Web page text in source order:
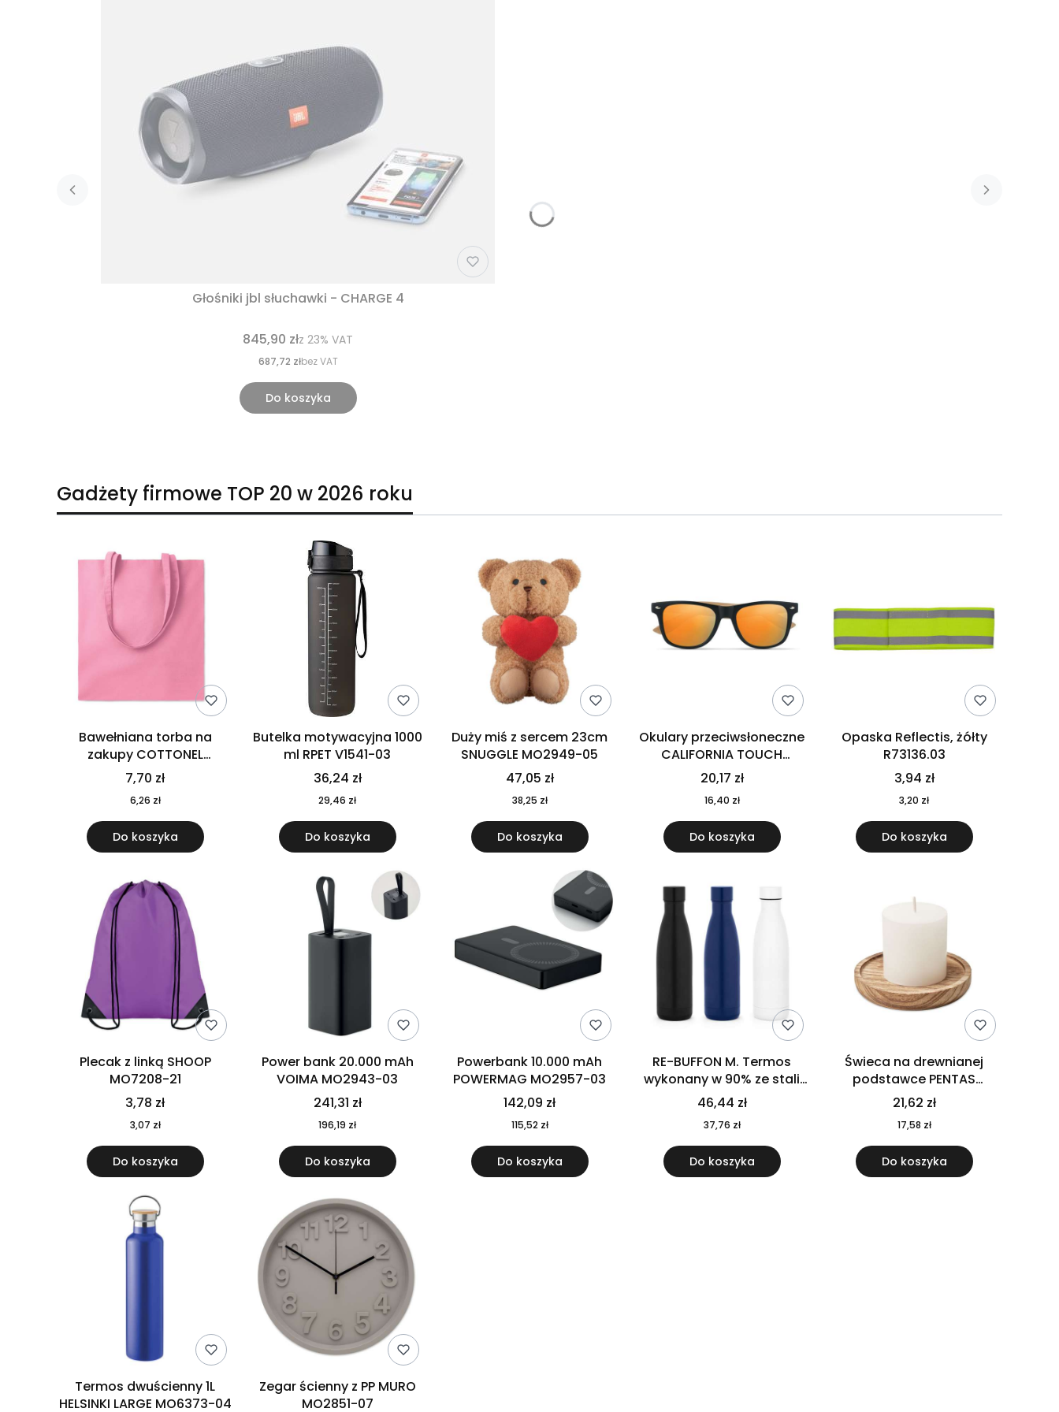
Głośniki jbl słuchawki - CHARGE 4
845,90 złz 23% VAT
687,72 złbez VAT
Do koszyka
Gadżety firmowe TOP 20 w 2026 roku
Bawełniana torba na
zakupy COTTONEL
COLOUR++ MO9846-11
7,70 zł
6,26 zł
Do koszyka
Butelka motywacyjna 1000
ml RPET V1541-03
36,24 zł
29,46 zł
Do koszyka
Duży miś z sercem 23cm
SNUGGLE MO2949-05
47,05 zł
38,25 zł
Do koszyka
Okulary przeciwsłoneczne
CALIFORNIA TOUCH
MO9617-10
20,17 zł
16,40 zł
Do koszyka
Opaska Reflectis, żółty
R73136.03
3,94 zł
3,20 zł
Do koszyka
Plecak z linką SHOOP
MO7208-21
3,78 zł
3,07 zł
Do koszyka
Power bank 20.000 mAh
VOIMA MO2943-03
241,31 zł
196,19 zł
Do koszyka
Powerbank 10.000 mAh
POWERMAG MO2957-03
142,09 zł
115,52 zł
Do koszyka
RE-BUFFON M. Termos
wykonany w 90% ze stali
nierdzewnej pochodzącej z
recyklingu 520 ml 94294
46,44 zł
37,76 zł
Do koszyka
Świeca na drewnianej
podstawce PENTAS
MO6282-40
21,62 zł
17,58 zł
Do koszyka
Termos dwuścienny 1L
HELSINKI LARGE MO6373-04
Zegar ścienny z PP MURO
MO2851-07